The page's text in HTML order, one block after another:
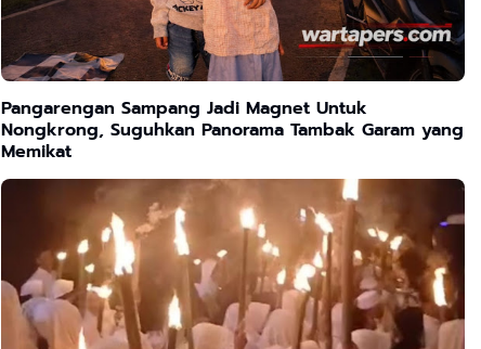
Pangarengan Sampang Jadi Magnet Untuk
Nongkrong, Suguhkan Panorama Tambak Garam yang
Memikat